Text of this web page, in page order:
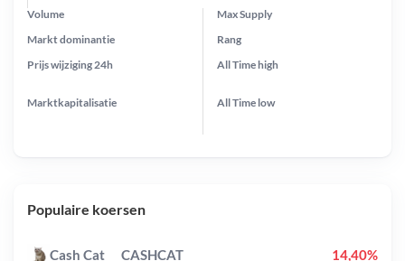
Prijs wijziging 24h
Max Supply
Markt dominantie
Marktkapitalisatie
Volume
Rang
All Timehigh
All Time low
Populaire koersen
Cash Cat CASHCAT 14,40%